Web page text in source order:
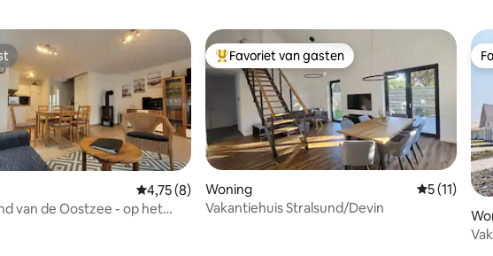
Gemiddelde beoordeling van 4,75 op 5, 8 recensies
4,75 (8)
van de Oostzee - op het
Topfavoriet van gasten
Favoriet van gasten
Woning
5 (11)
Vakantiehuis Stralsund/Devin